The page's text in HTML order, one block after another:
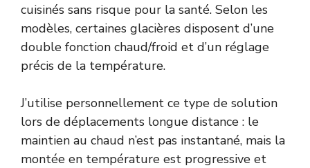
cuisinés sans risque pour la santé. Selon les
modèles, certaines glacières disposent d’une
double fonction chaud/froid et d’un réglage
précis de la température.
J’utilise personnellement ce type de solution
lors de déplacements longue distance : le
maintien au chaud n’est pas instantané, mais la
montée en température est progressive et